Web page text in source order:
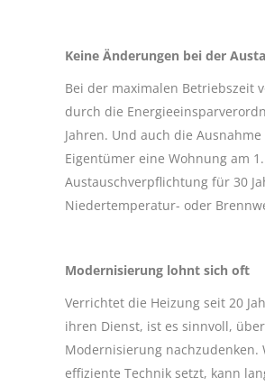
Keine Änderungen bei der
Bei der maximalen Betriebszeit
durch die
Jahren. Und auch die
Eigentümer eine Wohnung am
Austauschverpflichtung für 30
Niedertemperatur- oder
Modernisierung lohnt sich oft
Verrichtet die Heizung seit 20
ihren Dienst, ist es sinnvoll,
Modernisierung nachzudenken.
effiziente Technik setzt, kann